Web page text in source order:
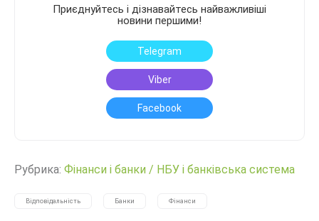
Приєднуйтесь і дізнавайтесь найважливіші
новини першими!
Telegram
Viber
Facebook
Рубрика: Фінанси і банки / НБУ і банківська система
Відповідальність Банки Фінанси